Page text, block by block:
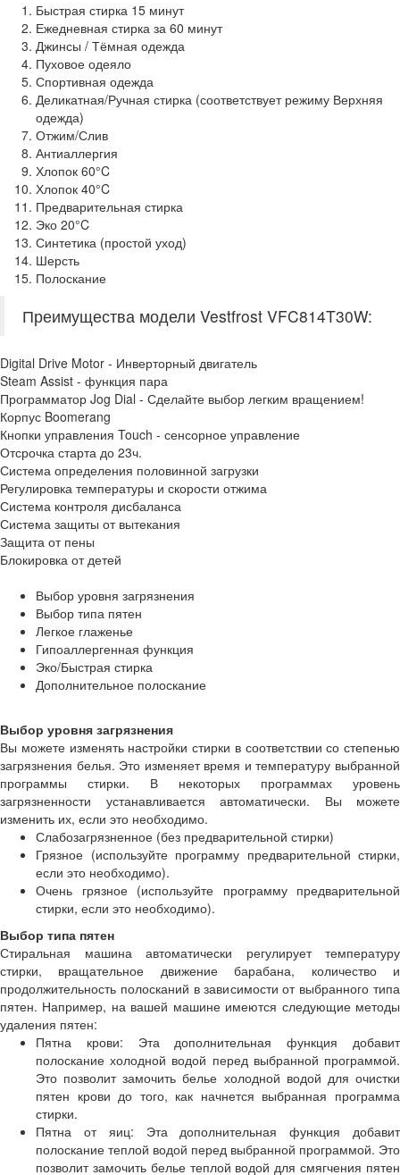
Быстрая стирка 15 минут
Ежедневная стирка за 60 минут
Джинсы / Тёмная одежда
Пуховое одеяло
Спортивная одежда
Деликатная/Ручная стирка (соответствует режиму Верхняя
одежда)
Отжим/Слив
Антиаллергия
Хлопок 60°C
Хлопок 40°C
Предварительная стирка
Эко 20°C
Синтетика (простой уход)
Шерсть
Полоскание
Преимущества модели Vestfrost VFC814T30W:
Digital Drive Motor - Инверторный двигатель
Steam Assist - функция пара
Программатор Jog Dial - Сделайте выбор легким вращением!
Корпус Boomerang
Кнопки управления Touch - сенсорное управление
Отсрочка старта до 23ч.
Система определения половинной загрузки
Регулировка температуры и скорости отжима
Система контроля дисбаланса
Система защиты от вытекания
Защита от пены
Блокировка от детей
Выбор уровня загрязнения
Выбор типа пятен
Легкое глаженье
Гипоаллергенная функция
Эко/Быстрая стирка
Дополнительное полоскание
Выбор уровня загрязнения
Вы можете изменять настройки стирки в соответствии со степенью
загрязнения белья. Это изменяет время и температуру выбранной
программы стирки. В некоторых программах уровень
загрязненности устанавливается автоматически. Вы можете
изменить их, если это необходимо.
Слабозагрязненное (без предварительной стирки)
Грязное (используйте программу предварительной стирки,
если это необходимо).
Очень грязное (используйте программу предварительной
стирки, если это необходимо).
Выбор типа пятен
Стиральная машина автоматически регулирует температуру
стирки, вращательное движение барабана, количество и
продолжительность полосканий в зависимости от выбранного типа
пятен. Например, на вашей машине имеются следующие методы
удаления пятен:
Пятна крови: Эта дополнительная функция добавит
полоскание холодной водой перед выбранной программой.
Это позволит замочить белье холодной водой для очистки
пятен крови до того, как начнется выбранная программа
стирки.
Пятна от яиц: Эта дополнительная функция добавит
полоскание теплой водой перед выбранной программой. Это
позволит замочить белье теплой водой для смягчения пятен